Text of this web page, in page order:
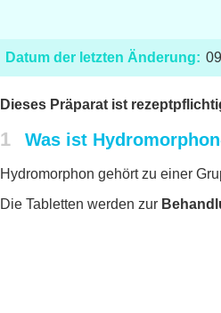
Datum der letzten Änderung:
Dieses Präparat ist
1 Was ist
Hydromorphon gehört zu einer
Die Tabletten werden zur